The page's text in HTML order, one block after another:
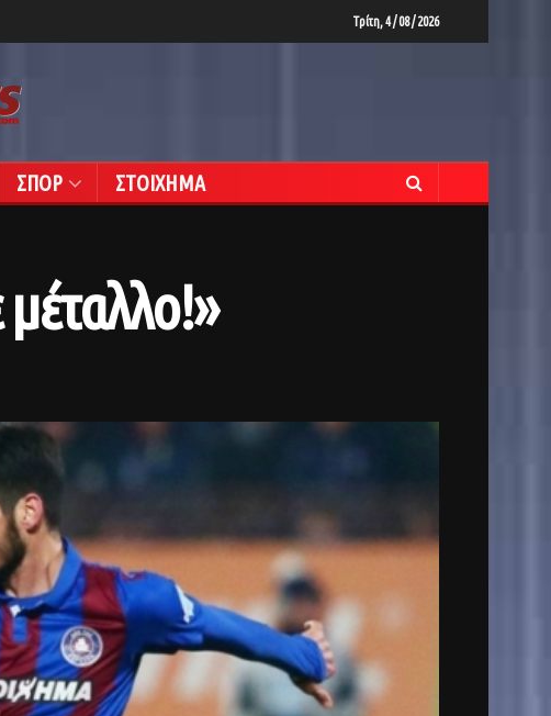
Τρίτη, 4 / 08 / 2026
ΣΠΟΡ ΣΤΟΙΧΗΜΑ